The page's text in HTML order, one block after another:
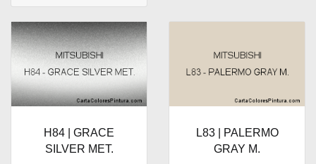
H84 | GRACE
SILVER MET.
L83 | PALERMO
GRAY M.